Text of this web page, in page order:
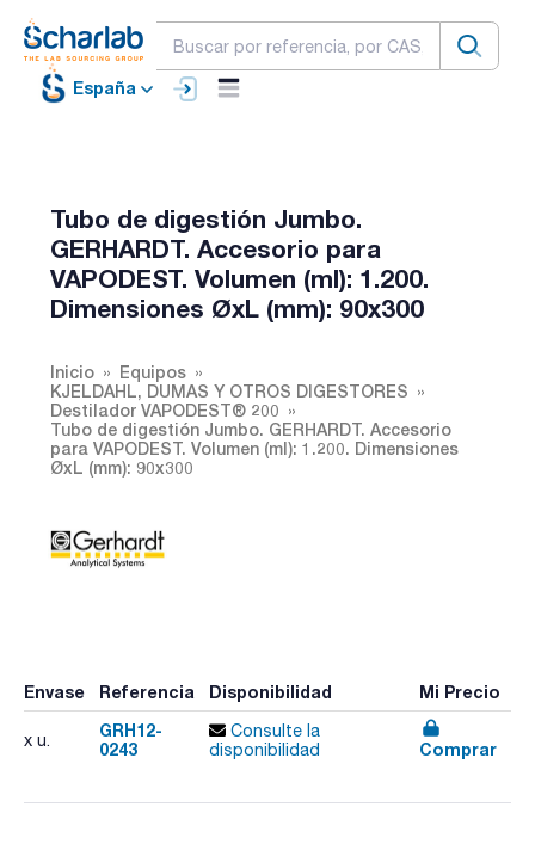
España
Tubo de digestión Jumbo.
GERHARDT. Accesorio para
VAPODEST. Volumen (ml): 1.200.
Dimensiones ØxL (mm): 90x300
Inicio
Equipos
KJELDAHL, DUMAS Y OTROS DIGESTORES
Destilador VAPODEST® 200
Tubo de digestión Jumbo. GERHARDT. Accesorio
para VAPODEST. Volumen (ml): 1.200. Dimensiones
ØxL (mm): 90x300
Envase Referencia Disponibilidad Mi Precio
x u.
GRH12-
0243
Consulte la
disponibilidad
Comprar